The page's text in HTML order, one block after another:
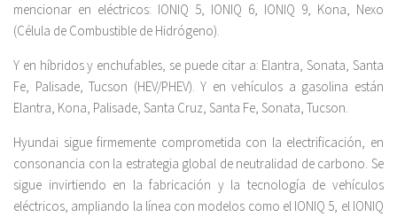
mencionar en eléctricos: IONIQ 5, IONIQ 6, IONIQ 9, Kona, Nexo
(Célula de Combustible de Hidrógeno).
Y en híbridos y enchufables, se puede citar a: Elantra, Sonata, Santa
Fe, Palisade, Tucson (HEV/PHEV). Y en vehículos a gasolina están
Elantra, Kona, Palisade, Santa Cruz, Santa Fe, Sonata, Tucson.
Hyundai sigue firmemente comprometida con la electrificación, en
consonancia con la estrategia global de neutralidad de carbono. Se
sigue invirtiendo en la fabricación y la tecnología de vehículos
eléctricos, ampliando la línea con modelos como el IONIQ 5, el IONIQ